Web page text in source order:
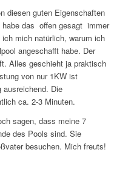
diesen guten Eigenschaften
das  offen gesagt  immer
mich natürlich, warum ich
angeschafft habe. Der
Alles geschieht ja praktisch
von nur 1KW ist 
ausreichend. Die
ca. 2-3 Minuten.
sagen, dass meine 7
des Pools sind. Sie
besuchen. Mich freuts!